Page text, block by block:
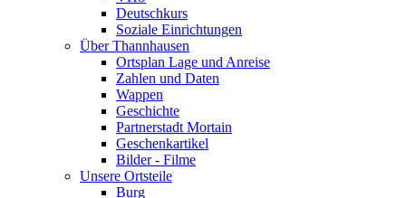
Deutschkurs
Soziale Einrichtungen
Über Thannhausen
Ortsplan Lage und Anreise
Zahlen und Daten
Wappen
Geschichte
Partnerstadt Mortain
Geschenkartikel
Bilder - Filme
Unsere Ortsteile
Burg